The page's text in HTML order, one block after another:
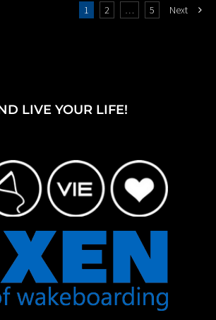
1 2 … 5 Next
LIVE YOUR LIFE!